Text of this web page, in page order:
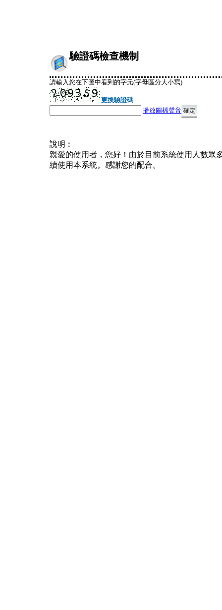
驗證碼檢查機制
請輸入您在下圖中看到的字元(字母區分大小寫)
更換驗證碼
播放圖檔聲音
說明︰
親愛的使用者，您好！由於目前系統使用人數眾
續使用本系統。感謝您的配合。